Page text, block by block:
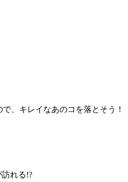
、キレイなあのコを落とそう！
れる!?